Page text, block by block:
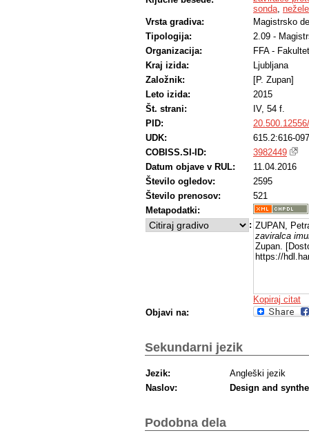
sonda,
Vrsta gradiva:
Magistrsko
Tipologija:
2.09 -
Organizacija:
FFA -
Kraj izida:
Ljubljana
Založnik:
[P. Zupan]
Leto izida:
2015
Št. strani:
IV, 54 f.
PID:
UDK:
615.2:616-
COBISS.SI-ID:
3982449
Datum objave v RUL:
11.04.2016
Število ogledov:
2595
Število prenosov:
521
Metapodatki:
: ZUPAN,
zaviralca
Zupan.
https://
Kopiraj citat
Objavi na:
Sekundarni jezik
Jezik:
Angleški jezik
Naslov:
Design and
Podobna dela